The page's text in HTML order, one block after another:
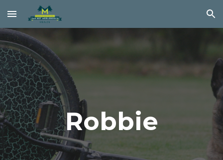
Skip to main content Skip to navigation
Robbie